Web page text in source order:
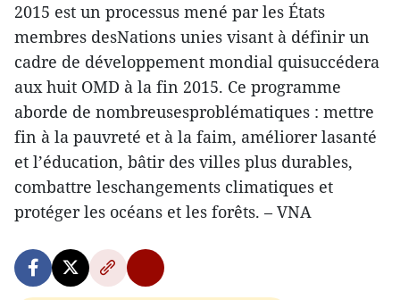
2015 est un processus mené par les États
membres desNations unies visant à définir un
cadre de développement mondial quisuccédera
aux huit OMD à la fin 2015. Ce programme
aborde de nombreusesproblématiques : mettre
fin à la pauvreté et à la faim, améliorer lasanté
et l’éducation, bâtir des villes plus durables,
combattre leschangements climatiques et
protéger les océans et les forêts. – VNA